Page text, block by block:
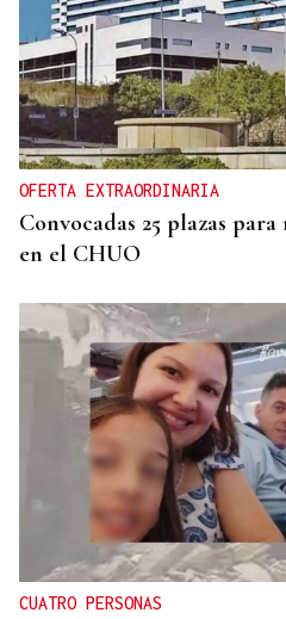
OFERTA EXTRAORDINARIA
Convocadas 25 plazas
en el CHUO
CUATRO PERSONAS